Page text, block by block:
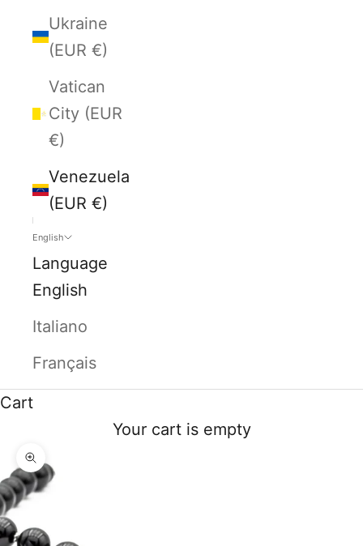
Ukraine
(EUR €)
Vatican
City (EUR
€)
Venezuela
(EUR €)
English
Language
English
Italiano
Français
Cart
Your cart is empty
Zoom picture